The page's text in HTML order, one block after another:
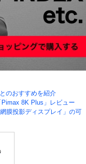
のおすすめを紹介
Pimax 8K Plus」レビュー
膜投影ディスプレイ」の可